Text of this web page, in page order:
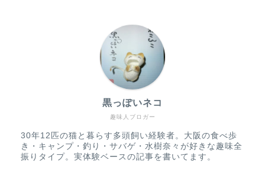
趣味人ブロガー
黒っぽいネコ
30年12匹の猫と暮らす多頭飼い経験者。大阪の食べ歩
き・キャンプ・釣り・サバゲ・水樹奈々が好きな趣味全
振りタイプ。実体験ベースの記事を書いてます。